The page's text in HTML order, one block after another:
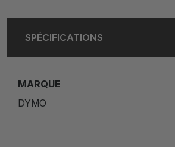
SPÉCIFICATIONS
MARQUE
DYMO